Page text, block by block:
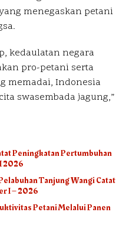
menegaskan petani
kedaulatan negara
pro-petani serta
memadai, Indonesia
swasembada jagung,”
Peningkatan Pertumbuhan
2026
Tanjung Wangi Catat
I – 2026
Petani Melalui Panen